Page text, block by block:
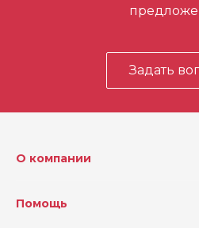
Задать
О компании
Помощь